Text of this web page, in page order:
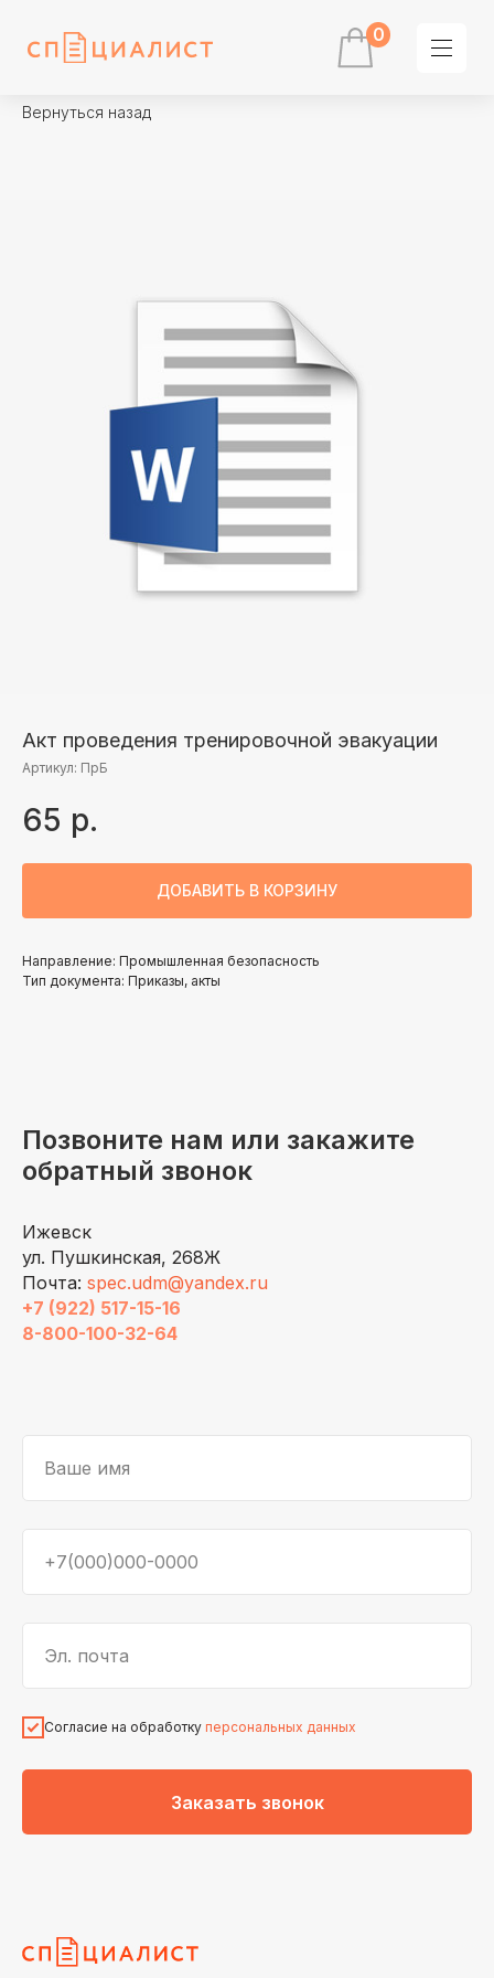
Вернуться назад
Акт проведения тренировочной эвакуации
Артикул: ПрБ
65 р.
ДОБАВИТЬ В КОРЗИНУ
Направление: Промышленная безопасность
Тип документа: Приказы, акты
Позвоните нам или закажите
обратный звонок
Ижевск
ул. Пушкинская, 268Ж
Почта: spec.udm@yandex.ru
+7 (922) 517-15-16
8-800-100-32-64
Ваше имя
+7(000)000-0000
Эл. почта
Согласие на обработку персональных данных
Заказать звонок